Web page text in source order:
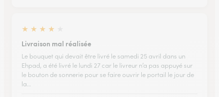
★ ★ ★ ★
Livraison mal réalisée
Le bouquet qui devait être livré le samedi 25 avril dans un
Ehpad, a été livré le lundi 27 car le livreur n’a pas appuyé sur
le bouton de sonnerie pour se faire ouvrir le portail le jour de
la…